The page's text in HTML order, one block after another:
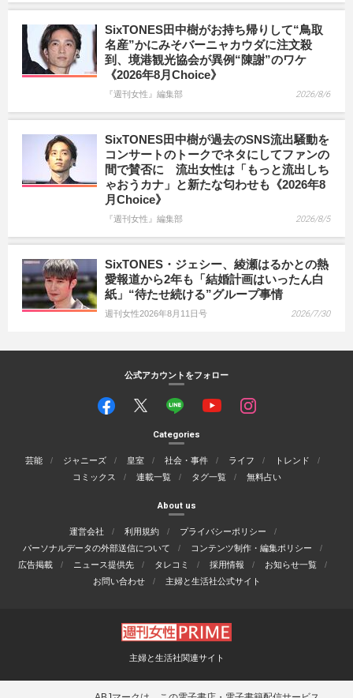
SixTONES田中樹がお持ち帰りして“鳥取
名産”かにみそバーニャカウダに注文殺
到、境港観光協会が異例“陳謝”のワケ
《2026年8月Choice》
『週刊女性』編集部 2026/8/6
SixTONES田中樹が過去のSNS流出騒動を
コンサートのトークでネタにしてファンの
間で賛否に 流出女性は「もっと流出しち
ゃおうカナ」と新たな匂わせも《2026年8
月Choice》
『週刊女性』編集部 2026/8/5
SixTONES・ジェシー、綾瀬はるかとの熱
愛報道から2年も「結婚計画はいったん白
紙」“待たせ続ける”グループ事情
週刊女性2026年8月11日号 2026/7/30
公式アカウントをフォロー
Categories
芸能 ジャニーズ 皇室 社会・事件 ライフ
トレンド
コミックス
連載一覧 タグ一覧 無料占い
About us
運営会社 利用規約
プライバシーポリシー
パーソナルデータの外部送信について
コンテンツ制作・編集ポリシー
広告掲載
ニュース提供先 タレコミ 採用情報
お知らせ一覧
お問い合わせ
主婦と生活社公式サイト
主婦と生活社関連サイト